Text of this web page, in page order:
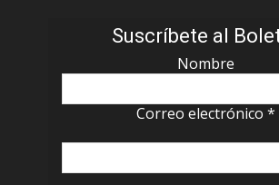
Suscríbete al
Nombre
Correo electrónico *